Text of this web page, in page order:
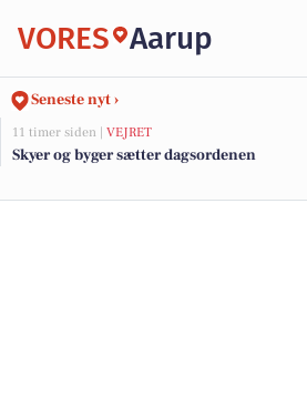
VORES Aarup
Seneste nyt ›
11 timer siden | VEJRET
Skyer og byger sætter dagsordenen